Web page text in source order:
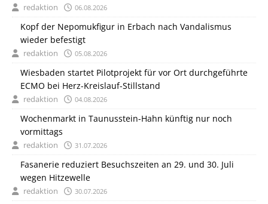
redaktion 06.08.2026
Kopf der Nepomukfigur in Erbach nach Vandalismus
wieder befestigt
redaktion 05.08.2026
Wiesbaden startet Pilotprojekt für vor Ort durchgeführte
ECMO bei Herz-Kreislauf-Stillstand
redaktion 04.08.2026
Wochenmarkt in Taunusstein-Hahn künftig nur noch
vormittags
redaktion 31.07.2026
Fasanerie reduziert Besuchszeiten an 29. und 30. Juli
wegen Hitzewelle
redaktion 30.07.2026